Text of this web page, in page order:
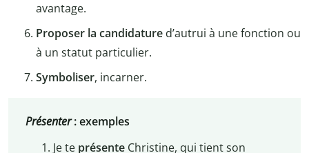
avantage.
Proposer la candidature d’autrui à une fonction ou
à un statut particulier.
Symboliser, incarner.
Présenter: exemples
Je te présenteChristine, qui tient son